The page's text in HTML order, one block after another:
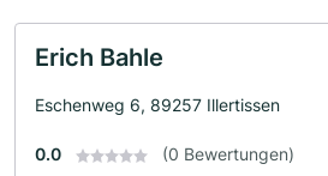
Erich Bahle
Eschenweg 6, 89257 Illertissen
0.0 (0 Bewertungen)